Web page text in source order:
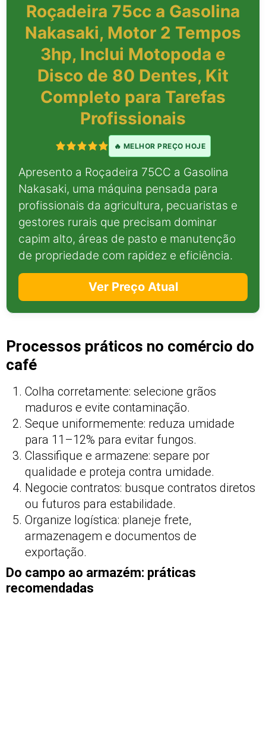
Roçadeira 75cc a Gasolina
Nakasaki, Motor 2 Tempos
3hp, Inclui Motopoda e
Disco de 80 Dentes, Kit
Completo para Tarefas
Profissionais
🔥 MELHOR PREÇO HOJE
Apresento a Roçadeira 75CC a Gasolina
Nakasaki, uma máquina pensada para
profissionais da agricultura, pecuaristas e
gestores rurais que precisam dominar
capim alto, áreas de pasto e manutenção
de propriedade com rapidez e eficiência.
Ver Preço Atual
Processos práticos no comércio do
café
Colha corretamente: selecione grãos
maduros e evite contaminação.
Seque uniformemente: reduza umidade
para 11–12% para evitar fungos.
Classifique e armazene: separe por
qualidade e proteja contra umidade.
Negocie contratos: busque contratos diretos
ou futuros para estabilidade.
Organize logística: planeje frete,
armazenagem e documentos de
exportação.
Do campo ao armazém: práticas
recomendadas